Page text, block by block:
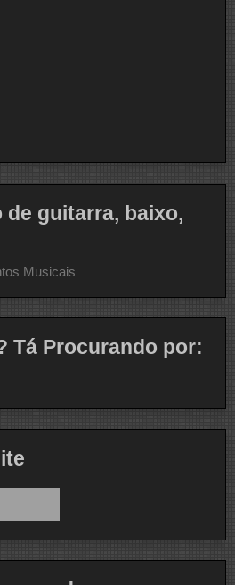
de guitarra, baixo,
Musicais
Tá Procurando por: